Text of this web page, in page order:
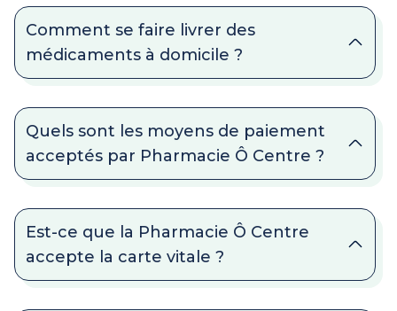
Comment se faire livrer des
médicaments à domicile ?
Quels sont les moyens de paiement
acceptés par Pharmacie Ô Centre ?
Est-ce que la Pharmacie Ô Centre
accepte la carte vitale ?